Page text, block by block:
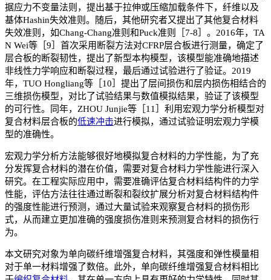
据应力不变量法则，提出基于拉伸或压缩加载条件下，纤维以及
基体Hashin失效准则。随后，其他研究者又提出了其他复合材料
失效准则，如Chang-Chang准则和Puck准则［7-8］。2016年，TA
N Wei等［9］首次采用断裂方法对CFRP层合板进行测量，确定了
层合板的断裂韧性，提出了新型本构模型，该模型能准确地描述
非线性力学响应和断裂过程，最后通过试验进行了验证。2019
年，TUO Hongliang等［10］提出了层间损伤和层内损伤相结合的
三维损伤模型，对比了试验结果与数值模拟结果，验证了该模型
的可行性。同年，ZHOU Junjie等［11］利用宏观力学分析模型对
复合材料层合板的低速冲击进行模拟，通过试验证明宏观力学模
型的准确性。
宏观力学分析方法能够很好地模拟复合材料的力学性能，为了充
分发挥复合材料的潜在价值，需要对复合材料力学性能进行深入
研究。在工程实际应用中，需要准确评估复合材料结构件的力学
性能，评估方法往往通过断裂和裂纹扩展分析对复合材料结构件
的强度性能进行预测，通过大量试验来观察复合材料的损伤形
式，从而建立更加准确的强度损伤准则来预测复合材料的损伤行
为。
本文研究对象为单向碳纤维增强复合材料，其强度和弹性模量相
对于单一材料增强了数倍。此外，单向碳纤维增强复合材料相比